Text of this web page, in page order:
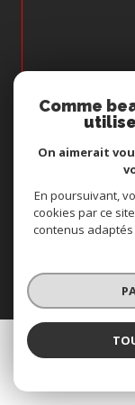
© 2026 | TOUS
NOS HONORAIRES
Comme
On aimerait
En poursuivant,
cookies par ce
contenus